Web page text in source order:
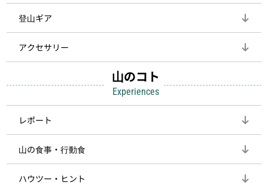
登山ギア
アクセサリー
山のコト
Experiences
レポート
山の食事・行動食
ハウツー・ヒント